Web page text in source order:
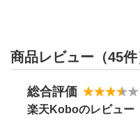
商品レビュー（45件
総合評価
楽天Koboのレビュー